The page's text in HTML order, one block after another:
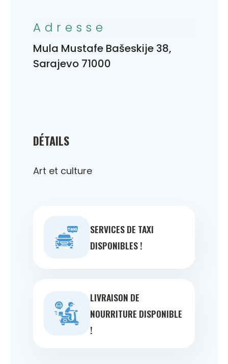
DÉTAILS
Art et culture
SERVICES DE TAXI
DISPONIBLES !
LIVRAISON DE
NOURRITURE DISPONIBLE
!
Adresse
Mula Mustafe Bašeskije 38,
Sarajevo 71000